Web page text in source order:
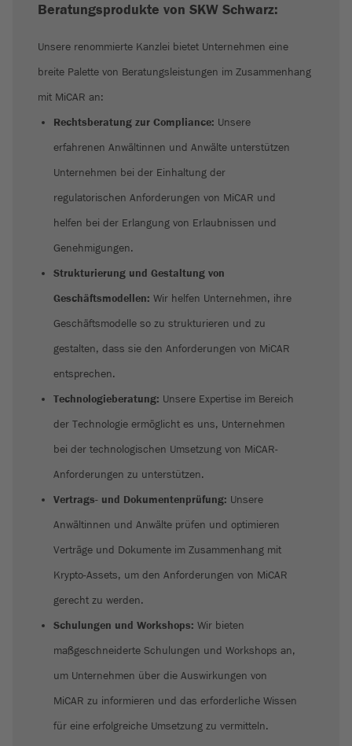
Beratungsprodukte von SKW Schwarz:
Unsere renommierte Kanzlei bietet Unternehmen eine
breite Palette von Beratungsleistungen im Zusammenhang
mit MiCAR an:
Rechtsberatung zur Compliance: Unsere
erfahrenen Anwältinnen und Anwälte unterstützen
Unternehmen bei der Einhaltung der
regulatorischen Anforderungen von MiCAR und
helfen bei der Erlangung von Erlaubnissen und
Genehmigungen.
Strukturierung und Gestaltung von
Geschäftsmodellen: Wir helfen Unternehmen, ihre
Geschäftsmodelle so zu strukturieren und zu
gestalten, dass sie den Anforderungen von MiCAR
entsprechen.
Technologieberatung: Unsere Expertise im Bereich
der Technologie ermöglicht es uns, Unternehmen
bei der technologischen Umsetzung von MiCAR-
Anforderungen zu unterstützen.
Vertrags- und Dokumentenprüfung: Unsere
Anwältinnen und Anwälte prüfen und optimieren
Verträge und Dokumente im Zusammenhang mit
Krypto-Assets, um den Anforderungen von MiCAR
gerecht zu werden.
Schulungen und Workshops: Wir bieten
maßgeschneiderte Schulungen und Workshops an,
um Unternehmen über die Auswirkungen von
MiCAR zu informieren und das erforderliche Wissen
für eine erfolgreiche Umsetzung zu vermitteln.